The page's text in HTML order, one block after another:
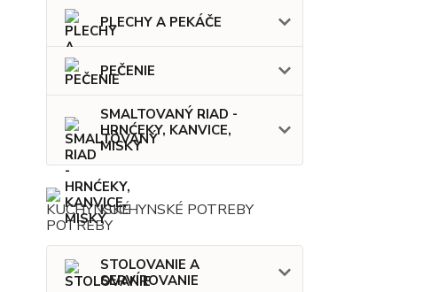
PLECHY A PEKÁČE
PEČENIE
SMALTOVANÝ RIAD -
HRNĆEKY, KANVICE,
MISKY
KUCHYNSKÉ POTREBY
STOLOVANIE A
SERVÍROVANIE